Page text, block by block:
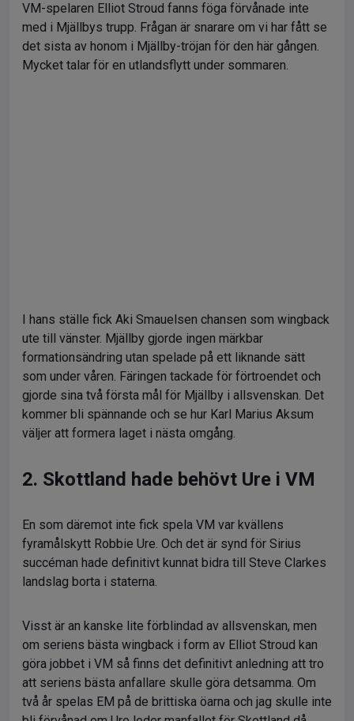
VM-spelaren Elliot Stroud fanns föga förvånade inte
med i Mjällbys trupp. Frågan är snarare om vi har fått se
det sista av honom i Mjällby-tröjan för den här gången.
Mycket talar för en utlandsflytt under sommaren.
I hans ställe fick Aki Smauelsen chansen som wingback
ute till vänster. Mjällby gjorde ingen märkbar
formationsändring utan spelade på ett liknande sätt
som under våren. Färingen tackade för förtroendet och
gjorde sina två första mål för Mjällby i allsvenskan. Det
kommer bli spännande och se hur Karl Marius Aksum
väljer att formera laget i nästa omgång.
2. Skottland hade behövt Ure i VM
En som däremot inte fick spela VM var kvällens
fyramålskytt Robbie Ure. Och det är synd för Sirius
succéman hade definitivt kunnat bidra till Steve Clarkes
landslag borta i staterna.
Visst är an kanske lite förblindad av allsvenskan, men
om seriens bästa wingback i form av Elliot Stroud kan
göra jobbet i VM så finns det definitivt anledning att tro
att seriens bästa anfallare skulle göra detsamma. Om
två år spelas EM på de brittiska öarna och jag skulle inte